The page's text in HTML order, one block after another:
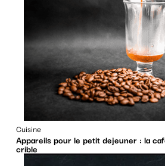
Cuisine
Appareils pour le petit dejeuner : la
crible